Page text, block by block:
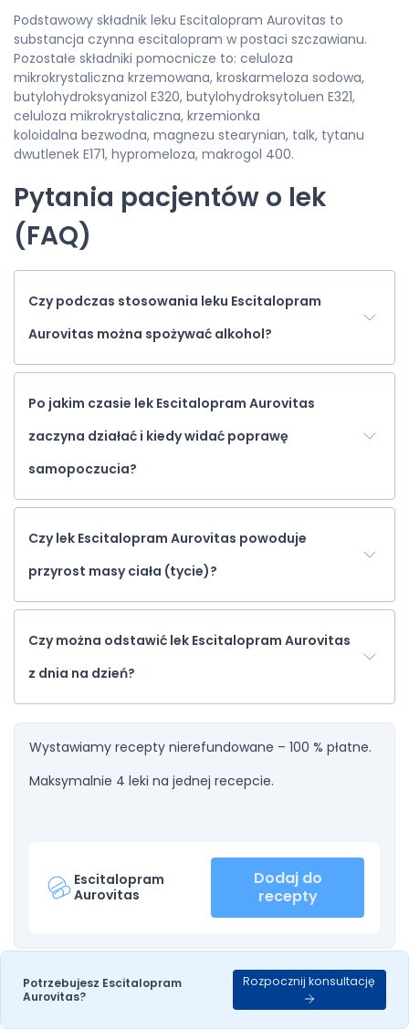
Podstawowy składnik leku Escitalopram Aurovitas to
substancja czynna escitalopram w postaci szczawianu.
Pozostałe składniki pomocnicze to: celuloza
mikrokrystaliczna krzemowana, kroskarmeloza sodowa,
butylohydroksyanizol E320, butylohydroksytoluen E321,
celuloza mikrokrystaliczna, krzemionka
koloidalna bezwodna, magnezu stearynian, talk, tytanu
dwutlenek E171, hypromeloza, makrogol 400.
Pytania pacjentów o lek
(FAQ)
Czy podczas stosowania leku Escitalopram
Aurovitas można spożywać alkohol?
Po jakim czasie lek Escitalopram Aurovitas
zaczyna działać i kiedy widać poprawę
samopoczucia?
Czy lek Escitalopram Aurovitas powoduje
przyrost masy ciała (tycie)?
Czy można odstawić lek Escitalopram Aurovitas
z dnia na dzień?
Wystawiamy recepty nierefundowane – 100 % płatne.
Maksymalnie 4 leki na jednej recepcie.
Escitalopram
Aurovitas
Dodaj do
recepty
Rozpocznij
Potrzebujesz Escitalopram
Aurovitas?
Rozpocznij konsultację